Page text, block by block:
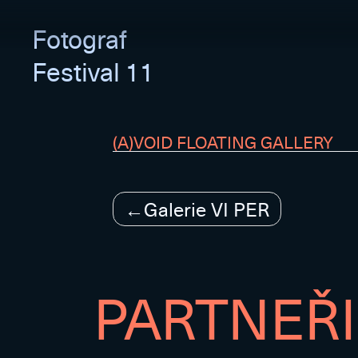
Fotograf
Festival 11
(A)VOID FLOATING GALLERY
Navigace
pro
Galerie VI PER
PARTNEŘI